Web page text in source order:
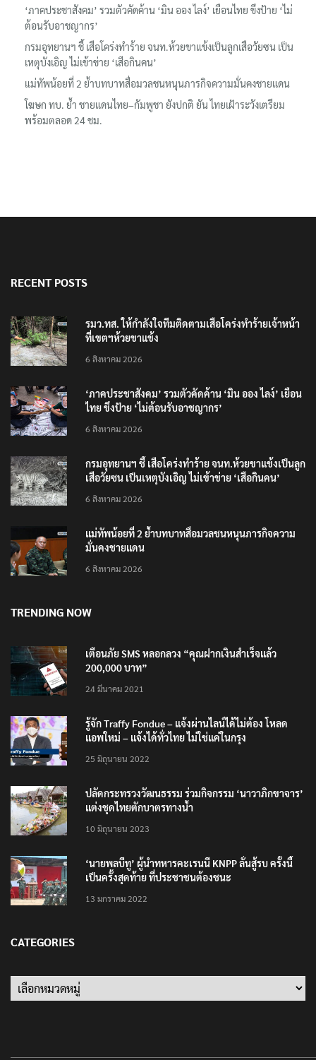
‘ภาคประชาสังคม’ รวมตัวคัดค้าน ‘มิน ออง ไลง์’ เยือนไทย ขึงป้าย ‘ไม่
ต้อนรับอาชญากร’
กรมอุทยานฯ ชี้ เสือโคร่งทำร้าย จนท.ห้วยขาแข้งเป็นลูกเสือวัยซน เป็น
เหตุบังเอิญ ไม่เข้าข่าย ‘เสือกินคน’
แม่ทัพน้อยที่ 2 ย้ำบทบาทสื่อมวลชนหนุนภารกิจความมั่นคงชายแดน
โฆษก ทบ. ย้ำ ชายแดนไทย–กัมพูชา ยังปกติ ยัน ไทยเฝ้าระวังเตรียม
พร้อมตลอด 24 ชม.
RECENT POSTS
รมว.ทส. ให้กำลังใจทีมติดตามเสือโคร่งทำร้ายเจ้าหน้า
ที่เขตฯห้วยขาแข้ง
6 สิงหาคม 2026
‘ภาคประชาสังคม’ รวมตัวคัดค้าน ‘มิน ออง ไลง์’ เยือน
ไทย ขึงป้าย ‘ไม่ต้อนรับอาชญากร’
6 สิงหาคม 2026
กรมอุทยานฯ ชี้ เสือโคร่งทำร้าย จนท.ห้วยขาแข้งเป็นลูก
เสือวัยซน เป็นเหตุบังเอิญ ไม่เข้าข่าย ‘เสือกินคน’
6 สิงหาคม 2026
แม่ทัพน้อยที่ 2 ย้ำบทบาทสื่อมวลชนหนุนภารกิจความ
มั่นคงชายแดน
6 สิงหาคม 2026
TRENDING NOW
เตือนภัย SMS หลอกลวง “คุณฝากเงินสำเร็จแล้ว
200,000 บาท”
24 มีนาคม 2021
รู้จัก Traffy Fondue – แจ้งผ่านไลน์ได้ไม่ต้อง โหลด
แอพใหม่ – แจ้งได้ทั่วไทย ไม่ใช่แค่ในกรุง
25 มิถุนายน 2022
ปลัดกระทรวงวัฒนธรรม ร่วมกิจกรรม ‘นาวาภิกขาจาร’
แต่งชุดไทยตักบาตรทางน้ำ
10 มิถุนายน 2023
‘นายพลบีทู’ ผู้นำทหารคะเรนนี KNPP ลั่นสู้รบ ครั้งนี้
เป็นครั้งสุดท้าย ที่ประชาชนต้องชนะ
13 มกราคม 2022
CATEGORIES
Categories